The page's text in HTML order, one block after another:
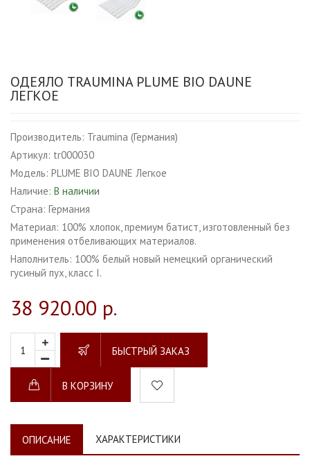
ОДЕЯЛО TRAUMINA PLUME BIO DAUNE
ЛЕГКОЕ
Производитель: Traumina (Германия)
Артикул: tr000030
Модель: PLUME BIO DAUNE Легкое
Наличие: В наличии
Страна: Германия
Материал: 100% хлопок, премиум батист, изготовленный без
применения отбеливающих материалов.
Наполнитель: 100% белый новый немецкий органический
гусиный пух, класс I.
38 920.00 р.
БЫСТРЫЙ ЗАКАЗ
В КОРЗИНУ
ОПИСАНИЕ ХАРАКТЕРИСТИКИ